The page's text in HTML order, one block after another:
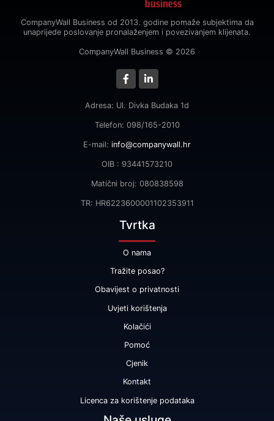
CompanyWall Business od 2013. godine pomaže subjektima da
unaprijede poslovanje pronalaženjem i povezivanjem klijenata.
CompanyWall Business © 2026
Adresa: Ul. Divka Budaka 1d
Telefon: 098/165-2010
E-mail: info@companywall.hr
OIB : 93441573210
Matični broj: 080838598
TR: HR6223600001102353911
Tvrtka
O nama
Tražite posao?
Obavijest o privatnosti
Uvjeti korištenja
Kolačići
Pomoć
Cjenik
Kontakt
Licenca za korištenje podataka